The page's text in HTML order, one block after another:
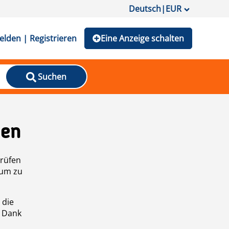
Deutsch|EUR
| Registrieren Eine Anzeige schalten
Suchen
zu
die